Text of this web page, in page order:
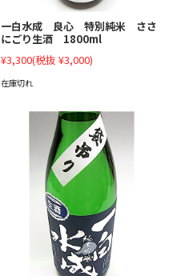
一白水成 良心 特別純米 ささ
にごり生酒 1800ml
¥3,300(税抜 ¥3,000)
在庫切れ